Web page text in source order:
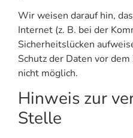
Wir weisen darauf hin,
Internet (z. B. bei der
Sicherheitslücken
Schutz der Daten vor
nicht möglich.
Hinweis zur
Stelle